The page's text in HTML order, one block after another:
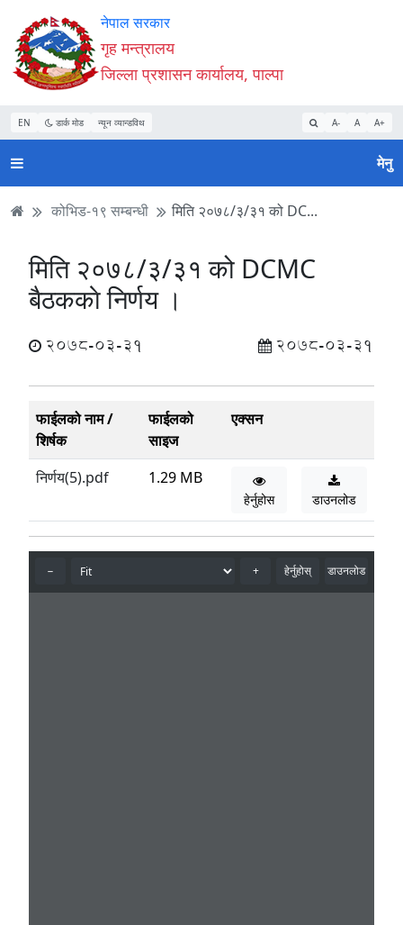
Accessibility
Mode
सुरु
गर्नुहोस्
सामाग्री
पढ्नुहाेस्
नेभिगेसन
पढ्नुहाेस्
वेबसाइट
खोजमा
जानुहोस्
नेपाल सरकार
गृह मन्त्रालय
जिल्ला प्रशासन कार्यालय, पाल्पा
EN डार्क मोड न्यून व्यान्डविथ A- A A+
मेनु
कोभिड-१९ सम्बन्धी मिति २०७८/३/३१ को DC...
मिति २०७८/३/३१ को DCMC
बैठककाे निर्णय ।
2078-03-31 2078-03-31
फाईलको नाम /
शिर्षक
फाईलको
साइज
एक्सन
निर्णय(5).pdf 1.29 MB
हेर्नुहोस डाउनलोड